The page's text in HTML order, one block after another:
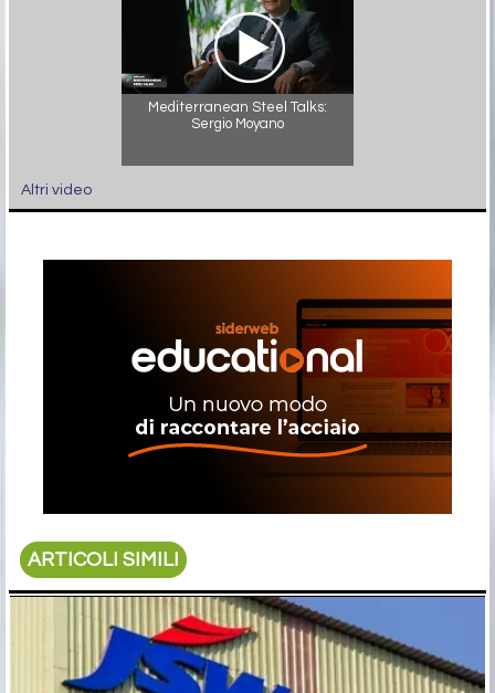
Mediterranean Steel Talks:
Sergio Moyano
Altri video
ARTICOLI SIMILI